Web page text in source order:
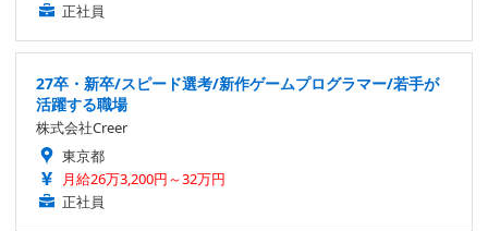
正社員
27卒・新卒/スピード選考/新作ゲームプログラマー/若手が
活躍する職場
株式会社Creer
東京都
月給26万3,200円～32万円
正社員